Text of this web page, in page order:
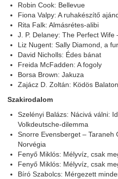
Robin Cook: Bellevue
Fiona Valpy: A ruhakészítő
Rita Falk: Almásrétes-alibi
J. P. Delaney: The Perfect Wife
Liz Nugent: Sally Diamond, a
David Nicholls: Édes bánat
Freida McFadden: A fogoly
Borsa Brown: Jakuza
Zajácz D. Zoltán: Ködös Balaton
Szakirodalom
Szelényi Balázs: Nácivá válni:
Volkdeutsche-dilemma
Snorre Evensberget – Taraneh
Norvégia
Fenyő Miklós: Mélyvíz, csak
Fenyő Miklós: Mélyvíz, csak
Bíró Szabolcs: Mérgezett